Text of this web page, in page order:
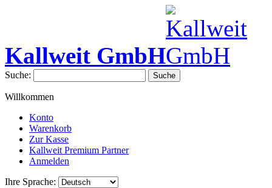
Kallweit GmbH
Suche: Suche
Willkommen
Konto
Warenkorb
Zur Kasse
Kallweit Premium Partner
Anmelden
Ihre Sprache: